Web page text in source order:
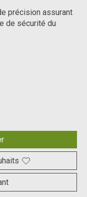
précision assurant
de sécurité du